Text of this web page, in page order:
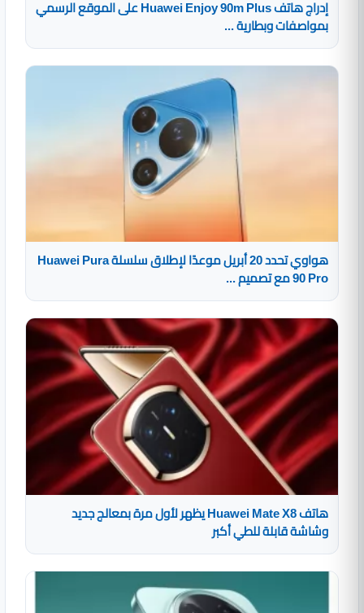
إدراج هاتف Huawei Enjoy 90m Plus على الموقع الرسمي
بمواصفات وبطارية ...
هواوي تحدد 20 أبريل موعدًا لإطلاق سلسلة Huawei Pura
90 Pro مع تصميم ...
هاتف Huawei Mate X8 يظهر لأول مرة بمعالج جديد
وشاشة قابلة للطي أكبر